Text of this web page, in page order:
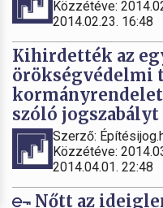
Közzétéve:
2014.02.23. 16:48
Kihirdették az
örökségvédelmi
szóló jogszabályt
Szerző:
Közzétéve:
2014.04.01. 22:48
Nőtt az